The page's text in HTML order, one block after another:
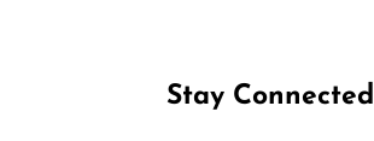
Stay Connected